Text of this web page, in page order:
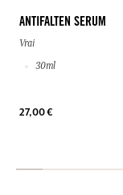
ANTIFALTEN SERUM
Vrai
30ml
27,00 €